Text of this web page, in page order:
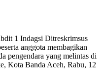
1 Indagsi Ditreskrimsus
anggota membagikan
pengendara yang melintas di
Kota Banda Aceh, Rabu, 12